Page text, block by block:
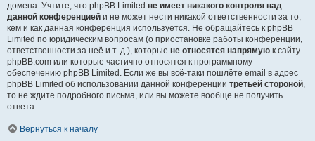
домена. Учтите, что phpBB Limited не имеет никакого контроля над
данной конференцией и не может нести никакой ответственности за то,
кем и как данная конференция используется. Не обращайтесь к phpBB
Limited по юридическим вопросам (о приостановке работы конференции,
ответственности за неё и т. д.), которые не относятся напрямую к сайту
phpBB.com или которые частично относятся к программному
обеспечению phpBB Limited. Если же вы всё-таки пошлёте email в адрес
phpBB Limited об использовании данной конференции третьей стороной,
то не ждите подробного письма, или вы можете вообще не получить
ответа.
Вернуться к началу